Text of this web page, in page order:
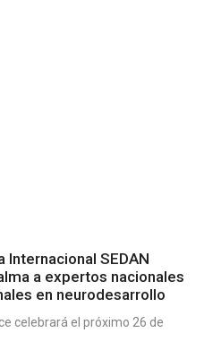
Internacional SEDAN
a expertos nacionales
en neurodesarrollo
celebrará el próximo 26 de